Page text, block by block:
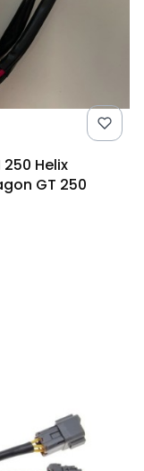
Helix
GT 250